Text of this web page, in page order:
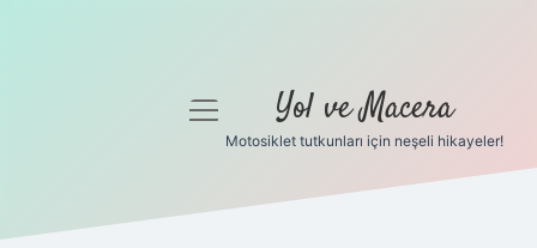
Gizlilik Politikası
menüyü
Yol ve Macera
Motosiklet tutkunları için neşeli hikayeler!